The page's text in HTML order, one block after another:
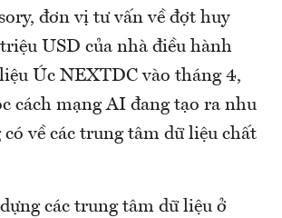
đơn vị tư vấn về đợt huy
USD của nhà điều hành
Úc NEXTDC vào tháng 4,
cách mạng AI đang tạo ra nhu
có về các trung tâm dữ liệu chất
các trung tâm dữ liệu ở